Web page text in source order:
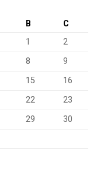
B
C
1
2
8
9
15
16
22
23
29
30